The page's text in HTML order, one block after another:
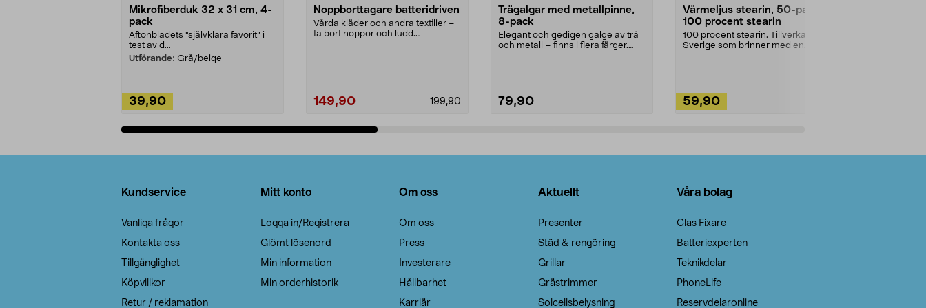
Mikrofiberduk 32 x 31 cm, 4-
pack
Aftonbladets "självklara favorit” i
test av d...
Utförande: Grå/beige
39,90
Noppborttagare batteridriven
Vårda kläder och andra textilier –
ta bort noppor och ludd.
199,90
149,90
Trägalgar med metallpinne,
8-pack
Elegant och gedigen galge av trä
och metall – finns i flera färger.
79,90
Värmeljus stearin, 50-pack,
100 procent stearin
100 procent stearin. Tillverkade i
Sverige som brinner med en
59,90
Kundservice
Vanliga frågor
Kontakta oss
Tillgänglighet
Köpvillkor
Retur / reklamation
Mitt konto
Logga in/Registrera
Glömt lösenord
Min information
Min orderhistorik
Om oss
Om oss
Press
Investerare
Hållbarhet
Karriär
Aktuellt
Presenter
Städ & rengöring
Grillar
Grästrimmer
Solcellsbelysning
Våra bolag
Clas Fixare
Batteriexperten
Teknikdelar
PhoneLife
Reservdelaronline